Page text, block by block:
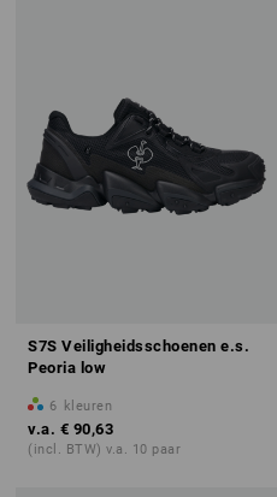
S7S Veiligheidsschoenen e.s.
Peoria low
6 kleuren
v.a. € 90,63
(incl. BTW) v.a. 10 paar